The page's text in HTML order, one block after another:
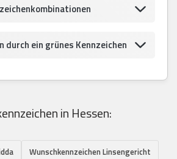
durch ein grünes Kennzeichen
in Hessen:
Wunschkennzeichen Linsengericht